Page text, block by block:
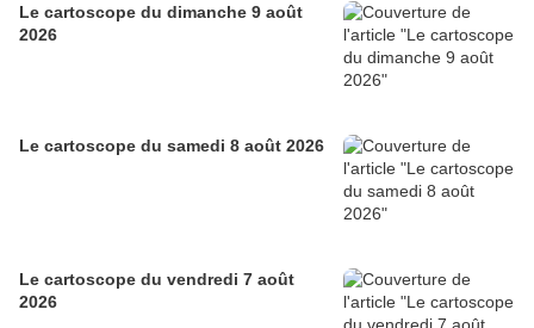
Le cartoscope du dimanche 9 août
2026
Le cartoscope du samedi 8 août 2026
Le cartoscope du vendredi 7 août
2026